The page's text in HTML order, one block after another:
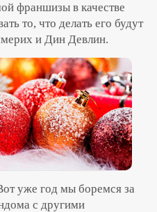
франшизы в качестве
то, что делать его будут
и Дин Девлин.
уже год мы боремся за
с другими